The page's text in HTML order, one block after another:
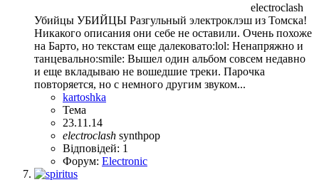
electroclash
Убийцы УБИЙЦЫ Разгульный электроклэш из Томска!
Никакого описания они себе не оставили. Очень похоже
на Барто, но текстам еще далековато:lol: Ненапряжно и
танцевально:smile: Вышел один альбом совсем недавно
и еще вкладываю не вошедшие треки. Парочка
повторяется, но с немного другим звуком...
kartoshka
Тема
23.11.14
electroclash synthpop
Відповідей: 1
Форум: Electronic